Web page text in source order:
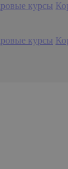
курсы
курсы